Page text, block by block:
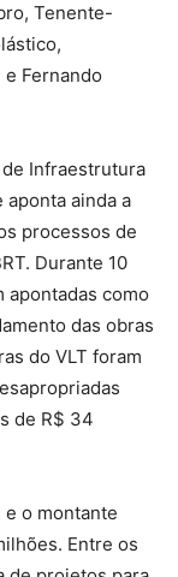
Tenente-
Fernando
Infraestrutura
aponta ainda a
processos de
Durante 10
apontadas como
das obras
do VLT foram
de R$ 34
e o montante
Entre os